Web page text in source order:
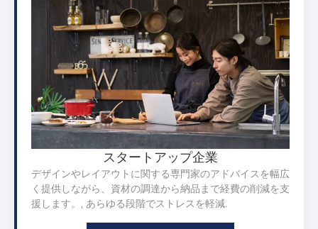
スタートアップ企業
デザインやレイアウトに関する専門家のアドバイスを幅広
く提供しながら、資材の調達から納品まで経費の削減を支
援します。, あらゆる段階でストレスを軽減.